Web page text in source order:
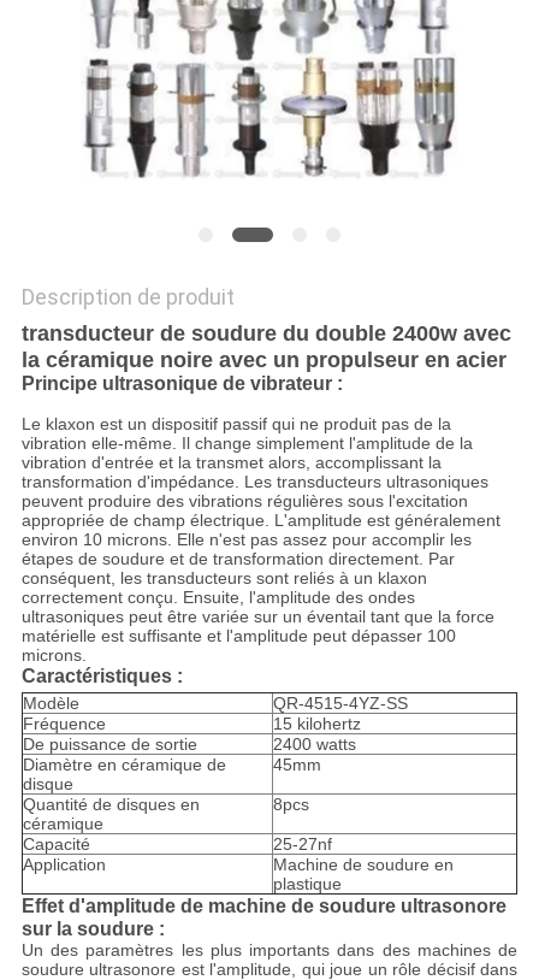
POLITIQUE
CONFIDENTIALITÉ
Description de produit
transducteur de soudure du double 2400w avec
la céramique noire avec un propulseur en acier
Principe ultrasonique de vibrateur :
Le klaxon est un dispositif passif qui ne produit pas de la
vibration elle-même. Il change simplement l'amplitude de la
vibration d'entrée et la transmet alors, accomplissant la
transformation d'impédance. Les transducteurs ultrasoniques
peuvent produire des vibrations régulières sous l'excitation
appropriée de champ électrique. L'amplitude est généralement
environ 10 microns. Elle n'est pas assez pour accomplir les
étapes de soudure et de transformation directement. Par
conséquent, les transducteurs sont reliés à un klaxon
correctement conçu. Ensuite, l'amplitude des ondes
ultrasoniques peut être variée sur un éventail tant que la force
matérielle est suffisante et l'amplitude peut dépasser 100
microns.
Caractéristiques :
Modèle
QR-4515-4YZ-SS
Fréquence
15 kilohertz
De puissance de sortie
2400 watts
Diamètre en céramique de
disque
45mm
Quantité de disques en
céramique
8pcs
Capacité
25-27nf
Application
Machine de soudure en
plastique
Effet d'amplitude de machine de soudure ultrasonore
sur la soudure :
Un des paramètres les plus importants dans des machines de
soudure ultrasonore est l'amplitude, qui joue un rôle décisif dans